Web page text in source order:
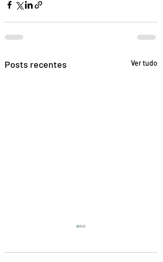
Posts recentes Ver tudo